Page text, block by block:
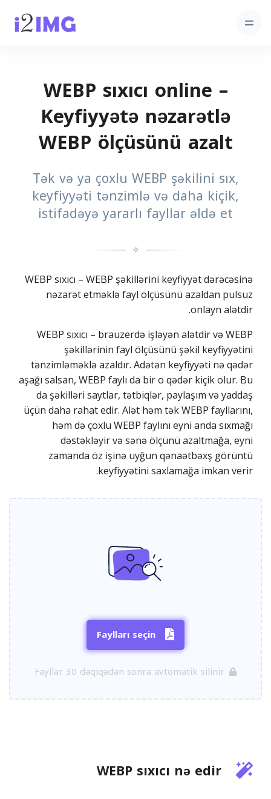
WEBP sıxıcı online –
Keyfiyyətə nəzarətlə
WEBP ölçüsünü azalt
Tək və ya çoxlu WEBP şəkilini sıx,
keyfiyyəti tənzimlə və daha kiçik,
istifadəyə yararlı fayllar əldə et
✧
WEBP sıxıcı – WEBP şəkillərini keyfiyyət dərəcəsinə
nəzarət etməklə fayl ölçüsünü azaldan pulsuz
onlayn alətdir.
WEBP sıxıcı – brauzerdə işləyən alətdir və WEBP
şəkillərinin fayl ölçüsünü şəkil keyfiyyətini
tənzimləməklə azaldır. Adətən keyfiyyəti nə qədər
aşağı salsan, WEBP faylı da bir o qədər kiçik olur. Bu
da şəkilləri saytlar, tətbiqlər, paylaşım və yaddaş
üçün daha rahat edir. Alət həm tək WEBP fayllarını,
həm də çoxlu WEBP faylını eyni anda sıxmağı
dəstəkləyir və sənə ölçünü azaltmağa, eyni
zamanda öz işinə uyğun qənaətbəxş görüntü
keyfiyyətini saxlamağa imkan verir.
Faylları seçin
Fayllar 30 dəqiqədən sonra avtomatik silinir
WEBP sıxıcı nə edir